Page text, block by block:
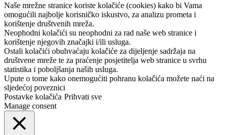
Naše mrežne stranice koriste kolačiće (cookies) kako bi Vama
omogućili najbolje korisničko iskustvo, za analizu prometa i
korištenje društvenih mreža.
Neophodni kolačići su neophodni za rad naše web stranice i
korištenje njegovih značajki i/ili usluga.
Ostali kolačići obuhvaćaju kolačiće za dijeljenje sadržaja na
društvene mreže te za praćenje posjetitelja web stranice u svrhu
statistika i poboljšanja naših usluga.
Upute o tome kako onemogućiti pohranu kolačića možete naći na
sljedećoj poveznici
Postavke kolačića Prihvati sve
Manage consent